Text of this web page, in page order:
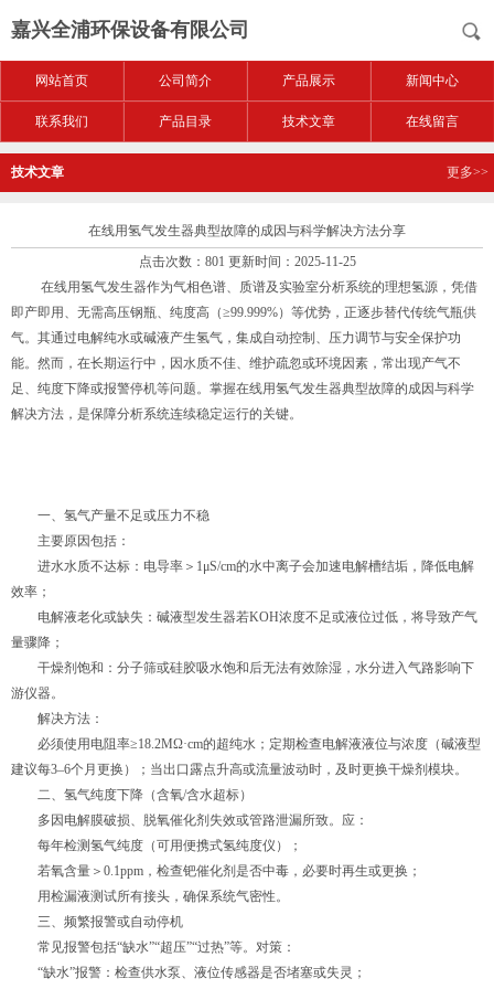
嘉兴全浦环保设备有限公司
网站首页 公司简介 产品展示 新闻中心
联系我们 产品目录 技术文章 在线留言
技术文章 更多>>
在线用氢气发生器典型故障的成因与科学解决方法分享
点击次数：801 更新时间：2025-11-25
在线用氢气发生器作为气相色谱、质谱及实验室分析系统的理想氢源，凭借
即产即用、无需高压钢瓶、纯度高（≥99.999%）等优势，正逐步替代传统气瓶供
气。其通过电解纯水或碱液产生氢气，集成自动控制、压力调节与安全保护功
能。然而，在长期运行中，因水质不佳、维护疏忽或环境因素，常出现产气不
足、纯度下降或报警停机等问题。掌握在线用氢气发生器典型故障的成因与科学
解决方法，是保障分析系统连续稳定运行的关键。
一、氢气产量不足或压力不稳
主要原因包括：
进水水质不达标：电导率＞1μS/cm的水中离子会加速电解槽结垢，降低电解
效率；
电解液老化或缺失：碱液型发生器若KOH浓度不足或液位过低，将导致产气
量骤降；
干燥剂饱和：分子筛或硅胶吸水饱和后无法有效除湿，水分进入气路影响下
游仪器。
解决方法：
必须使用电阻率≥18.2MΩ·cm的超纯水；定期检查电解液液位与浓度（碱液型
建议每3–6个月更换）；当出口露点升高或流量波动时，及时更换干燥剂模块。
二、氢气纯度下降（含氧/含水超标）
多因电解膜破损、脱氧催化剂失效或管路泄漏所致。应：
每年检测氢气纯度（可用便携式氢纯度仪）；
若氧含量＞0.1ppm，检查钯催化剂是否中毒，必要时再生或更换；
用检漏液测试所有接头，确保系统气密性。
三、频繁报警或自动停机
常见报警包括“缺水”“超压”“过热”等。对策：
“缺水”报警：检查供水泵、液位传感器是否堵塞或失灵；